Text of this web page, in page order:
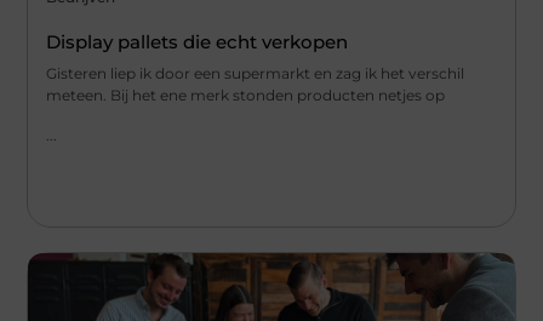
Display pallets die echt verkopen
Gisteren liep ik door een supermarkt en zag ik het verschil
meteen. Bij het ene merk stonden producten netjes op